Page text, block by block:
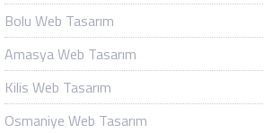
Bolu Web Tasarım
Amasya Web Tasarım
Kilis Web Tasarım
Osmaniye Web Tasarım